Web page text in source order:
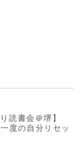
読書会＠堺】
度の自分リセッ